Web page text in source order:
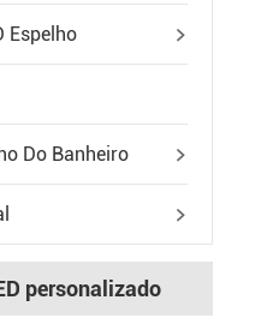
Espelho 
Do Banheiro 

personalizado